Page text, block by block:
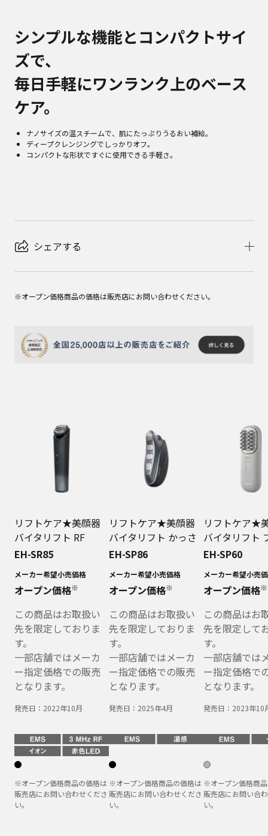
シンプルな機能とコンパクトサイ
ズで、
毎日手軽にワンランク上のベース
ケア。
ナノサイズの温スチームで、肌にたっぷりうるおい補給。
ディープクレンジングでしっかりオフ。
コンパクトな形状ですぐに使用できる手軽さ。
シェアする
※オープン価格商品の価格は販売店にお問い合わせください。
リフトケア★美顔器
バイタリフト RF
EH-SR85
メーカー希望小売価格
オープン価格※
この商品はお取扱い
先を限定しておりま
す。
一部店舗ではメーカ
ー指定価格での販売
となります。
発売日： 2022年10月
※オープン価格商品の価格は
販売店にお問い合わせくださ
い。
リフトケア★美顔器
バイタリフト かっさ
EH-SP86
メーカー希望小売価格
オープン価格※
この商品はお取扱い
先を限定しておりま
す。
一部店舗ではメーカ
ー指定価格での販売
となります。
発売日： 2025年4月
※オープン価格商品の価格は
販売店にお問い合わせくださ
い。
リフトケア★
バイタリフト
EH-SP60
メーカー希望小売
オープン価格※
この商品はお
先を限定して
す。
一部店舗では
ー指定価格で
となります。
発売日： 2023年10
※オープン価格商
販売店にお問い合
い。